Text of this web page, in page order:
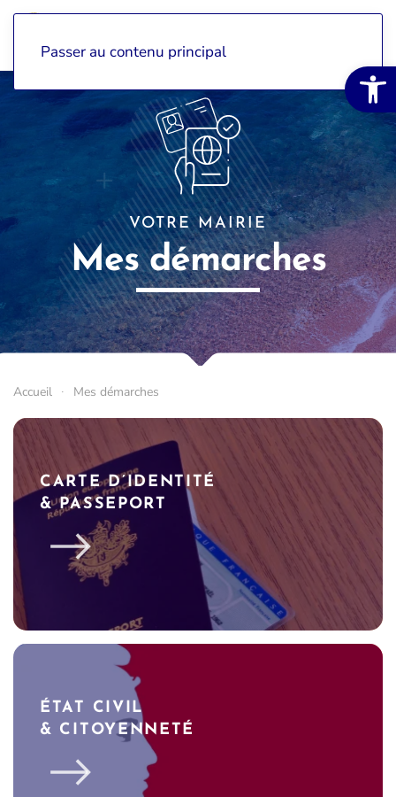
Ouvrir
Passer au contenu principal
VOTRE MAIRIE
Mes démarches
Accueil Mes démarches
CARTE D’IDENTITÉ
& PASSEPORT
ÉTAT CIVIL
& CITOYENNETÉ